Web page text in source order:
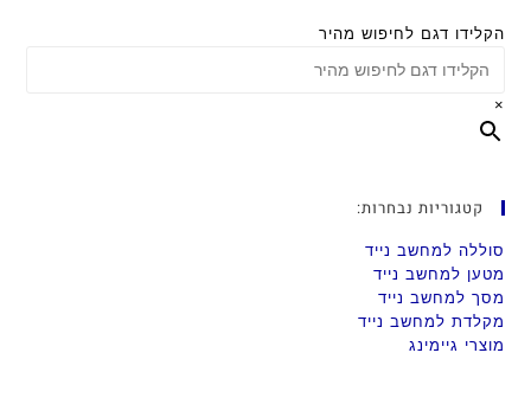
הקלידו דגם לחיפוש מהיר
×
קטגוריות נבחרות:
סוללה למחשב נייד
מטען למחשב נייד
מסך למחשב נייד
מקלדת למחשב נייד
מוצרי גיימינג